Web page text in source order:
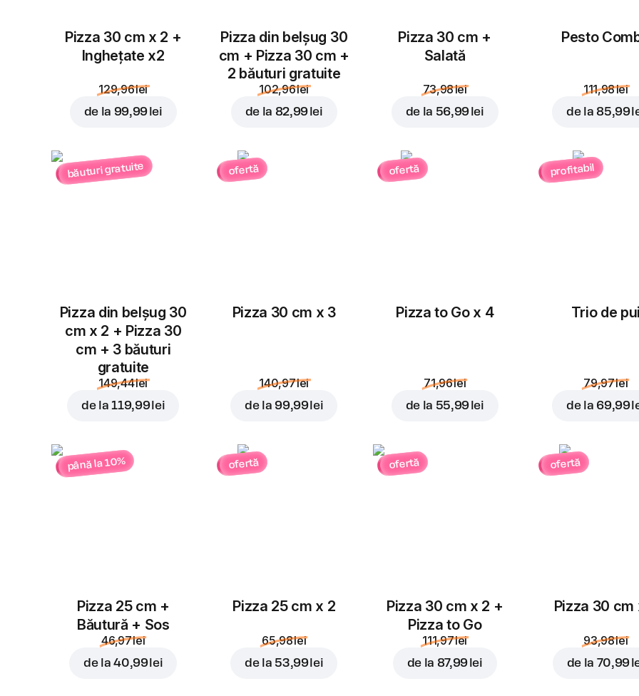
Blue Cheese
3,00 lei
Ananas
4,00 lei
Pizza 30 cm x 2 +
Inghețate x2
129,96 lei
de la 99,99 lei
Pizza din belșug 30
cm + Pizza 30 cm +
2 băuturi gratuite
102,96 lei
de la 82,99 lei
Pizza 30 cm +
Salată
73,98 lei
de la 56,99 lei
Pesto
111,98 lei
de la 85,99
băuturi gratuite
Pizza din belșug 30
cm x 2 + Pizza 30
cm + 3 băuturi
gratuite
149,44 lei
de la119,99 lei
ofertă
Pizza 30 cm x 3
140,97 lei
de la 99,99 lei
ofertă
Pizza to Go x 4
71,96 lei
de la 55,99 lei
profitabil
Trio de pui
79,97 lei
de la 69,99
până la 10%
Pizza 25 cm +
Băutură + Sos
46,97 lei
de la40,99 lei
ofertă
Pizza 25 cm x 2
65,98 lei
de la 53,99 lei
ofertă
Pizza 30 cm x 2 +
Pizza to Go
111,97 lei
de la 87,99 lei
ofertă
Pizza 30 cm
93,98 lei
de la 70,99